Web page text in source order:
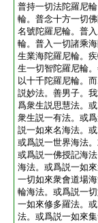
普持一切法陀羅尼
輪。普念十方一切
名號陀羅尼輪。普
輪。普入一切諸乘
生業海陀羅尼輪。
生一切智陀羅尼輪
以十千陀羅尼輪。
説妙法。善男子。
爲衆生説思慧法。
衆生説一有法。或
説一如來名海法。
或爲説一世界海法
或爲説一佛授記海
海法。或爲説一如
一切如來衆會道場
輪海法。或爲説一
一如來修多羅法。
法。或爲説一如來